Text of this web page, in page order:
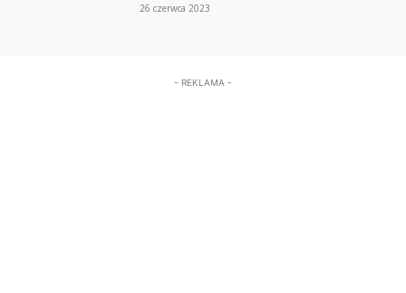
26 czerwca 2023
- REKLAMA -